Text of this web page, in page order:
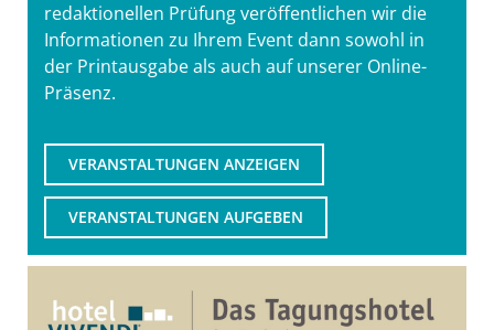
redaktionellen Prüfung veröffentlichen wir die
Informationen zu Ihrem Event dann sowohl in
der Printausgabe als auch auf unserer Online-
Präsenz.
VERANSTALTUNGEN ANZEIGEN
VERANSTALTUNGEN AUFGEBEN